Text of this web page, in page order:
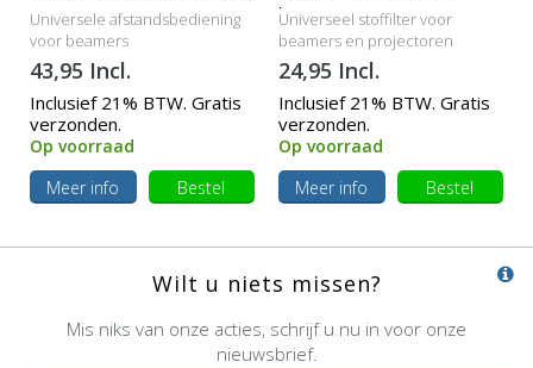
Universele afstandsbediening
voor beamers
43,95 Incl.
Inclusief 21% BTW. Gratis
verzonden.
Op voorraad
Meer info
Bestel
beamers
Universeel stoffilter voor
beamers en projectoren
24,95 Incl.
Inclusief 21% BTW. Gratis
verzonden.
Op voorraad
Meer info
Bestel
Wilt u niets missen?
Mis niks van onze acties, schrijf u nu in voor onze
nieuwsbrief.